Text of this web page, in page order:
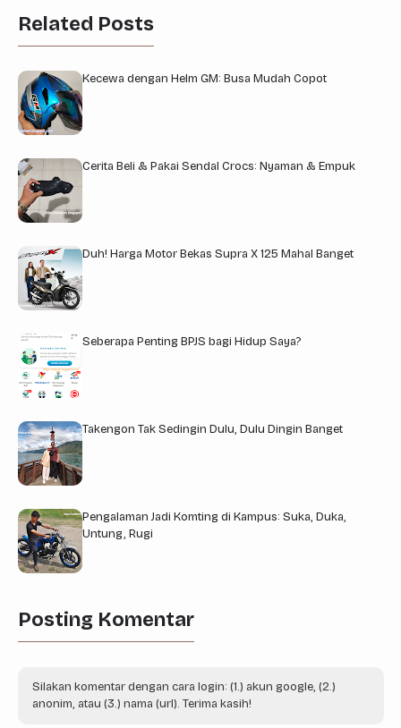
Related Posts
Kecewa dengan Helm GM: Busa Mudah Copot
Cerita Beli & Pakai Sendal Crocs: Nyaman & Empuk
Duh! Harga Motor Bekas Supra X 125 Mahal Banget
Seberapa Penting BPJS bagi Hidup Saya?
Takengon Tak Sedingin Dulu, Dulu Dingin Banget
Pengalaman Jadi Komting di Kampus: Suka, Duka,
Untung, Rugi
Posting Komentar
Silakan komentar dengan cara login: (1.) akun google, (2.)
anonim, atau (3.) nama (url). Terima kasih!